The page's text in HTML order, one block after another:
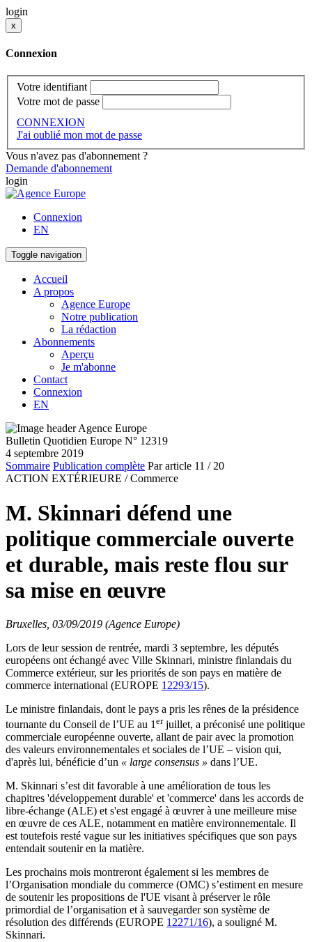
login
x
Connexion
Votre identifiant
Votre mot de passe
CONNEXION
J'ai oublié mon mot de passe
Vous n'avez pas d'abonnement ?
Demande d'abonnement
login
Connexion
EN
Toggle navigation
Accueil
A propos
Agence Europe
Notre publication
La rédaction
Abonnements
Aperçu
Je m'abonne
Contact
Connexion
EN
Bulletin Quotidien Europe N° 12319
4 septembre 2019
Sommaire Publication complète Par article 11 / 20
ACTION EXTÉRIEURE / Commerce
M. Skinnari défend une
politique commerciale ouverte
et durable, mais reste flou sur
sa mise en œuvre
Bruxelles, 03/09/2019 (Agence Europe)
Lors de leur session de rentrée, mardi 3 septembre, les députés
européens ont échangé avec Ville Skinnari, ministre finlandais du
Commerce extérieur, sur les priorités de son pays en matière de
commerce international (EUROPE 12293/15).
Le ministre finlandais, dont le pays a pris les rênes de la présidence
tournante du Conseil de l’UE au 1 erjuillet, a préconisé une politique
commerciale européenne ouverte, allant de pair avec la promotion
des valeurs environnementales et sociales de l’UE – vision qui,
d'après lui, bénéficie d’un « large consensus » dans l’UE.
M. Skinnari s’est dit favorable à une amélioration de tous les
chapitres 'développement durable' et 'commerce' dans les accords de
libre-échange (ALE) et s'est engagé à œuvrer à une meilleure mise
en œuvre de ces ALE, notamment en matière environnementale. Il
est toutefois resté vague sur les initiatives spécifiques que son pays
entendait soutenir en la matière.
Les prochains mois montreront également si les membres de
l’Organisation mondiale du commerce (OMC) s’estiment en mesure
de soutenir les propositions de l'UE visant à préserver le rôle
primordial de l’organisation et à sauvegarder son système de
résolution des différends (EUROPE 12271/16), a souligné M.
Skinnari.